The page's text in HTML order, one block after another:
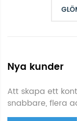
Nya kunder
Att skapa ett
snabbare, flera